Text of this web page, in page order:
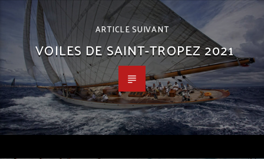
ARTICLE SUIVANT
VOILES DE SAINT-TROPEZ 2021